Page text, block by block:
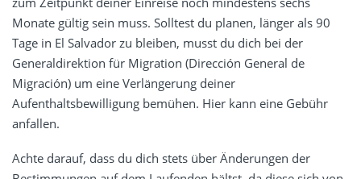
Monate gültig sein muss. Solltest du planen, länger als 90
Tage in El Salvador zu bleiben, musst du dich bei der
Generaldirektion für Migration (Dirección General de
Migración) um eine Verlängerung deiner
Aufenthaltsbewilligung bemühen. Hier kann eine Gebühr
anfallen.
Achte darauf, dass du dich stets über Änderungen der